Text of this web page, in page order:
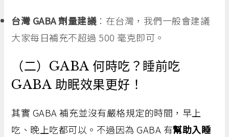
台灣 GABA 劑量建議：在台灣，我們一般會建議
大家每日補充不超過 500 毫克即可。
（二）GABA 何時吃？睡前吃
GABA 助眠效果更好！
其實 GABA 補充並沒有嚴格規定的時間，早上
吃、晚上吃都可以。不過因為 GABA 有幫助入睡